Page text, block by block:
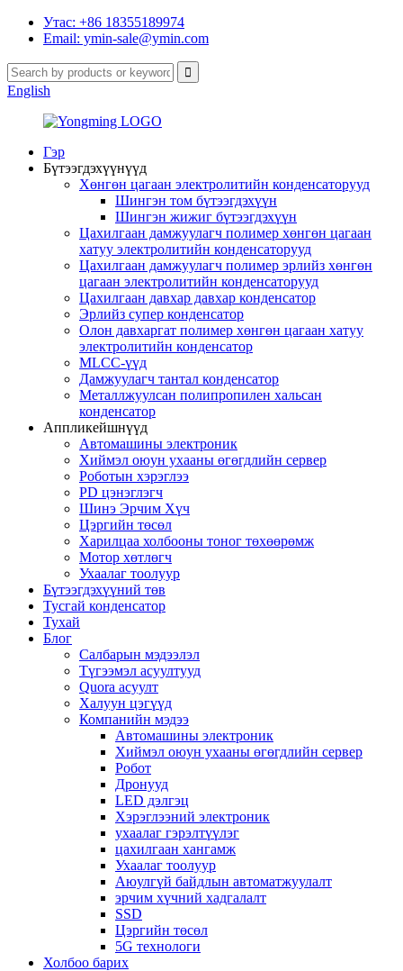
Утас: +86 18355189974
Email: ymin-sale@ymin.com
English
Гэр
Бүтээгдэхүүнүүд
Хөнгөн цагаан электролитийн конденсаторууд
Шингэн том бүтээгдэхүүн
Шингэн жижиг бүтээгдэхүүн
Цахилгаан дамжуулагч полимер хөнгөн цагаан
хатуу электролитийн конденсаторууд
Цахилгаан дамжуулагч полимер эрлийз хөнгөн
цагаан электролитийн конденсаторууд
Цахилгаан давхар давхар конденсатор
Эрлийз супер конденсатор
Олон давхаргат полимер хөнгөн цагаан хатуу
электролитийн конденсатор
MLCC-үүд
Дамжуулагч тантал конденсатор
Металлжуулсан полипропилен хальсан
конденсатор
Аппликейшнүүд
Автомашины электроник
Хиймэл оюун ухааны өгөгдлийн сервер
Роботын хэрэглээ
PD цэнэглэгч
Шинэ Эрчим Хүч
Цэргийн төсөл
Харилцаа холбооны тоног төхөөрөмж
Мотор хөтлөгч
Ухаалаг тоолуур
Бүтээгдэхүүний төв
Тусгай конденсатор
Тухай
Блог
Салбарын мэдээлэл
Түгээмэл асуултууд
Quora асуулт
Халуун цэгүүд
Компанийн мэдээ
Автомашины электроник
Хиймэл оюун ухааны өгөгдлийн сервер
Робот
Дронууд
LED дэлгэц
Хэрэглээний электроник
ухаалаг гэрэлтүүлэг
цахилгаан хангамж
Ухаалаг тоолуур
Аюулгүй байдлын автоматжуулалт
эрчим хүчний хадгалалт
SSD
Цэргийн төсөл
5G технологи
Холбоо барих